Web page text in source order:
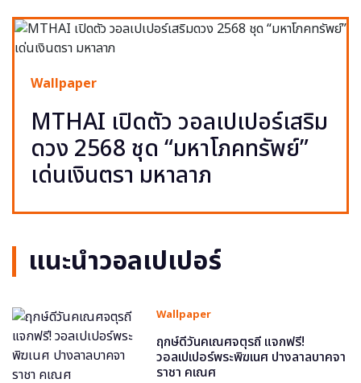
Wallpaper
MTHAI เปิดตัว วอลเปเปอร์เสริม
ดวง 2568 ชุด “มหาโภคทรัพย์”
เด่นเงินตรา มหาลาภ
แนะนำวอลเปเปอร์
Wallpaper
ฤกษ์ดีวันคเณศจตุรถี แจกฟรี!
วอลเปเปอร์พระพิฆเนศ ปางลาลบาคจา
ราชา คเณศ